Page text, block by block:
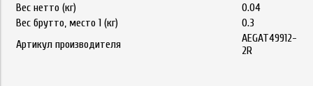
Вес нетто (кг)
0.04
Вес брутто, место 1 (кг)
0.3
Артикул производителя
AEGAT49912-
2R